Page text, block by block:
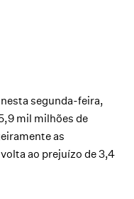
segunda-feira,
mil milhões de
as
ao prejuízo de 3,4